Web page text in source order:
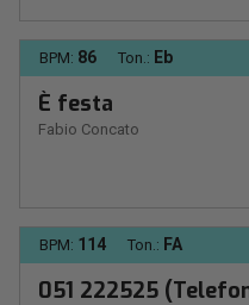
BPM: 86 Ton.: Eb
È festa
Fabio Concato
BPM: 114 Ton.: FA
051 222525